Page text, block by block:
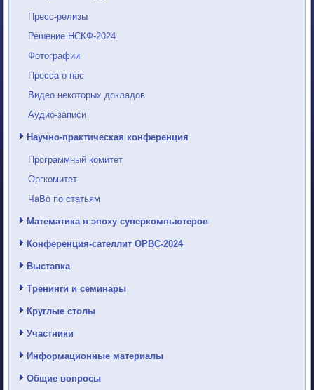
Пресс-релизы
Решение НСКФ-2024
Фотографии
Пресса о нас
Видео некоторых докладов
Аудио-записи
Научно-практическая конференция
Программный комитет
Оргкомитет
ЧаВо по статьям
Математика в эпоху суперкомпьютеров
Конференция-сателлит ОРВС-2024
Выставка
Тренинги и семинары
Круглые столы
Участники
Информационные материалы
Общие вопросы